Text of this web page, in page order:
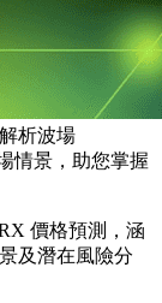
析波場
情景，助您掌握
價格預測，涵
及潛在風險分